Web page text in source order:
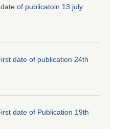
of publicatoin 13 july
date of publication 24th
date of Publication 19th